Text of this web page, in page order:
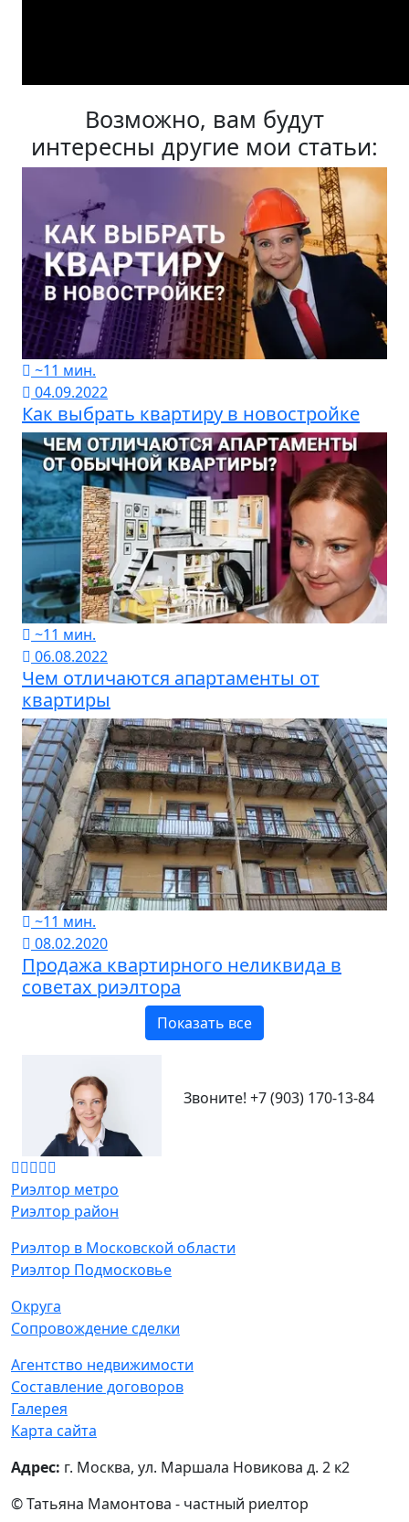
Возможно, вам будут
интересны другие мои статьи:
~11 мин.
04.09.2022
Как выбрать квартиру в новостройке
~11 мин.
06.08.2022
Чем отличаются апартаменты от
квартиры
~11 мин.
08.02.2020
Продажа квартирного неликвида в
советах риэлтора
Показать все
Звоните! +7 (903) 170-13-84
Риэлтор метро
Риэлтор район
Риэлтор в Московской области
Риэлтор Подмосковье
Округа
Сопровождение сделки
Агентство недвижимости
Составление договоров
Галерея
Карта сайта
Адрес: г. Москва, ул. Маршала Новикова д. 2 к2
© Татьяна Мамонтова - частный риелтор